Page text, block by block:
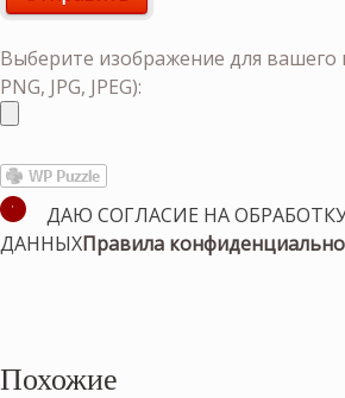
Выберите изображение для вашего
PNG, JPG, JPEG):
ДАЮ СОГЛАСИЕ НА
ДАННЫХПравила
Похожие